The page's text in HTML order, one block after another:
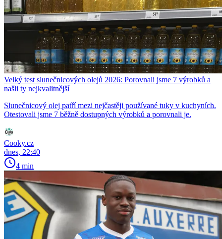
Velký test slunečnicových olejů 2026: Porovnali jsme 7 výrobků a
našli ty nejkvalitnější
Slunečnicový olej patří mezi nejčastěji používané tuky v kuchyních.
Otestovali jsme 7 běžně dostupných výrobků a porovnali je.
Cooky.cz
dnes, 22:40
4 min